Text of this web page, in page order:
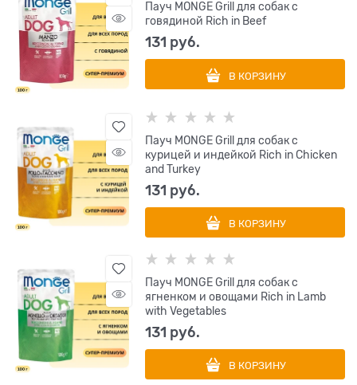
Пауч MONGE Grill для собак с
говядиной Rich in Beef
131 руб.
В КОРЗИНУ
Пауч MONGE Grill для собак с
курицей и индейкой Rich in Chicken
and Turkey
131 руб.
В КОРЗИНУ
Пауч MONGE Grill для собак с
ягненком и овощами Rich in Lamb
with Vegetables
131 руб.
В КОРЗИНУ